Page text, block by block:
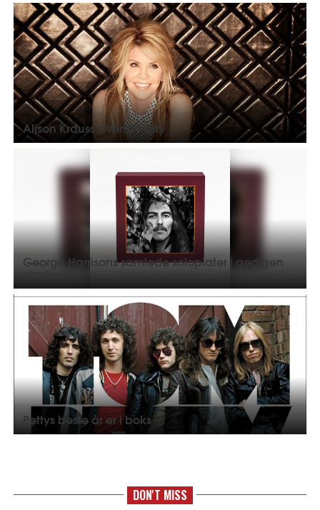
Alison Krauss – Windy City
George Harrisons samlede soloplater i gedigen
Pettys beste år er i boks
DON'T MISS